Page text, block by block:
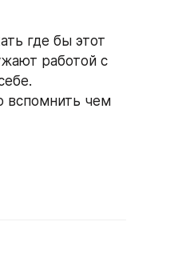
где бы этот
работой с
вспомнить чем